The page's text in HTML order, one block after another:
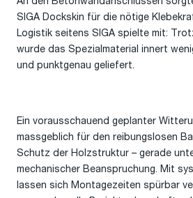
SIGA Dockskin für die nötige
Logistik seitens SIGA spielte mit:
wurde das Spezialmaterial innert
und punktgenau geliefert.
Ein vorausschauend geplanter
massgeblich für den reibungslosen
Schutz der Holzstruktur – gerade
mechanischer Beanspruchung. Mit
lassen sich Montagezeiten spürbar